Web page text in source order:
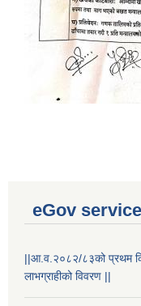
eGov
||आ.व.२०८२/८३को प्रथम
लाभग्राहीको विवरण ||